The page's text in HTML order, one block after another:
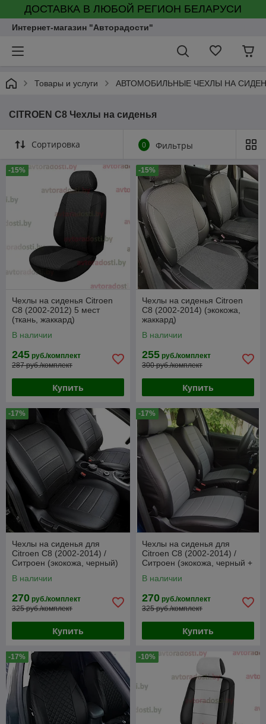
ДОСТАВКА В ЛЮБОЙ РЕГИОН БЕЛАРУСИ
Интернет-магазин "Авторадости"
Товары и услуги АВТОМОБИЛЬНЫЕ ЧЕХЛЫ НА
CITROEN C8 Чехлы на сиденья
Сортировка 0 Фильтры
-15%
Чехлы на сиденья Citroen
С8 (2002-2012) 5 мест
(ткань, жаккард)
В наличии
245 руб./комплект
287 руб./комплект
Купить
-15%
Чехлы на сиденья Citroen
C8 (2002-2014) (экокожа,
жаккард)
В наличии
255 руб./комплект
300 руб./комплект
Купить
-17%
Чехлы на сиденья для
Citroen C8 (2002-2014) /
Ситроен (экокожа, черный)
В наличии
270 руб./комплект
325 руб./комплект
Купить
-17%
Чехлы на сиденья для
Citroen C8 (2002-2014) /
Ситроен (экокожа, черный +
В наличии
270 руб./комплект
325 руб./комплект
Купить
-17% -10%